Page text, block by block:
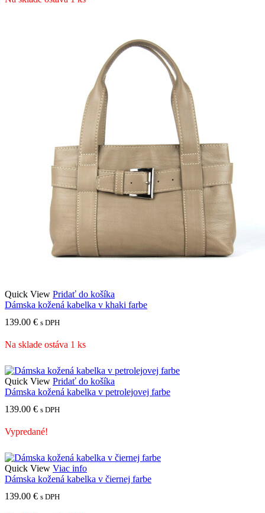
Quick View Pridať do košíka
Dámska kožená kabelka v khaki farbe
139.00 € s DPH
Na sklade ostáva 1 ks
Quick View Pridať do košíka
Dámska kožená kabelka v petrolejovej farbe
139.00 € s DPH
Vypredané!
Quick View Viac info
Dámska kožená kabelka v čiernej farbe
139.00 € s DPH